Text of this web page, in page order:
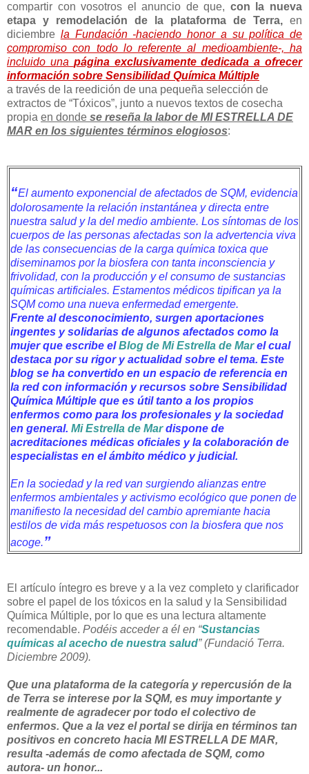
compartir con vosotros el anuncio de que, con la nueva
etapa y remodelación de la plataforma de Terra, en
diciembre la Fundación -haciendo honor a su política de
compromiso con todo lo referente al medioambiente-, ha
incluido una página exclusivamente dedicada a ofrecer
información sobre Sensibilidad Química Múltiple
a través de la reedición de una pequeña selección de
extractos de “Tóxicos”, junto a nuevos textos de cosecha
propia en donde se reseña la labor de MI ESTRELLA DE
MAR en los siguientes términos elogiosos:
“El aumento exponencial de afectados de SQM, evidencia
dolorosamente la relación instantánea y directa entre
nuestra salud y la del medio ambiente. Los síntomas de los
cuerpos de las personas afectadas son la advertencia viva
de las consecuencias de la carga química toxica que
diseminamos por la biosfera con tanta inconsciencia y
frivolidad, con la producción y el consumo de sustancias
químicas artificiales. Estamentos médicos tipifican ya la
SQM como una nueva enfermedad emergente.
Frente al desconocimiento, surgen aportaciones
ingentes y solidarias de algunos afectados como la
mujer que escribe el Blog de Mi Estrella de Marel cual
destaca por su rigor y actualidad sobre el tema. Este
blog se ha convertido en un espacio de referencia en
la red con información y recursos sobre Sensibilidad
Química Múltiple que es útil tanto a los propios
enfermos como para los profesionales y la sociedad
en general. Mi Estrella de Mar dispone de
acreditaciones médicas oficiales y la colaboración de
especialistas en el ámbito médico y judicial.
En la sociedad y la red van surgiendo alianzas entre
enfermos ambientales y activismo ecológico que ponen de
manifiesto la necesidad del cambio apremiante hacia
estilos de vida más respetuosos con la biosfera que nos
acoge.”
El artículo íntegro es breve y a la vez completo y clarificador
sobre el papel de los tóxicos en la salud y la Sensibilidad
Química Múltiple, por lo que es una lectura altamente
recomendable. Podéis acceder a él en “Sustancias
químicas al acecho de nuestra salud” (Fundació Terra.
Diciembre 2009).
Que una plataforma de la categoría y repercusión de la
de Terra se interese por la SQM, es muy importante y
realmente de agradecer por todo el colectivo de
enfermos. Que a la vez el portal se dirija en términos tan
positivos en concreto hacia MI ESTRELLA DE MAR,
resulta -además de como afectada de SQM, como
autora- un honor...